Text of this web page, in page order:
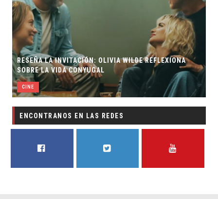
RESEÑA LA INVITACIÓN: OLIVIA WILDE REFLEXIONA
SOBRE LA VIDA CONYUGAL
CINE
ENCONTRANOS EN LAS REDES